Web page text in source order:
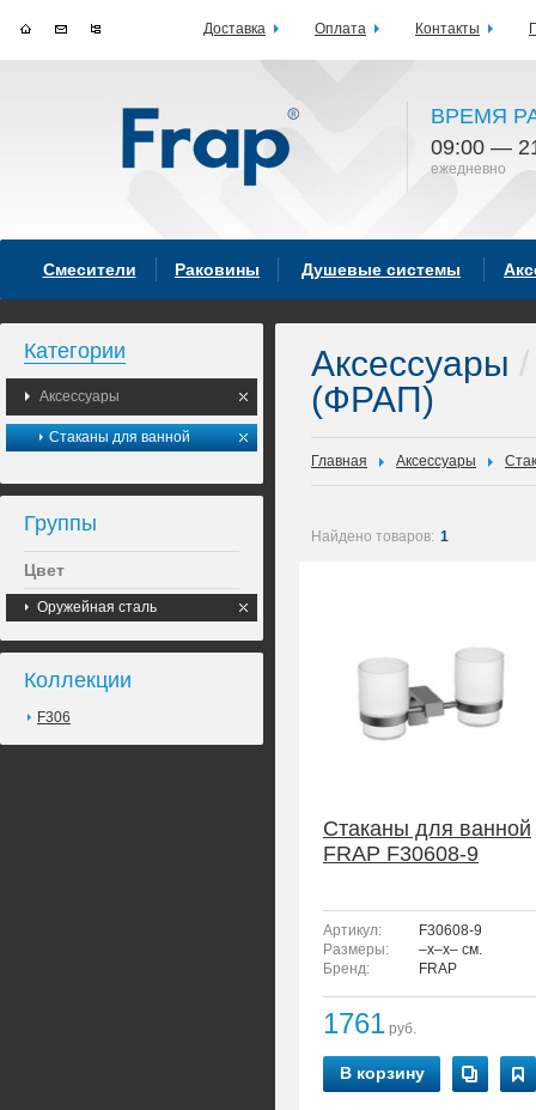
ВРЕМЯ
09:00 —
ежедневно
Смесители Раковины Душевые системы
Категории
Аксессуары
Стаканы для ванной
Группы
Цвет
Оружейная сталь
Коллекции
F306
Аксессуары /
(ФРАП)
Главная Аксессуары
Найдено товаров: 1
Стаканы для ванной
FRAP F30608-9
Артикул:
F30608-9
Размеры:
–x–x– см.
Бренд:
FRAP
1761 руб.
В корзину
Доставка Оплата Контакты